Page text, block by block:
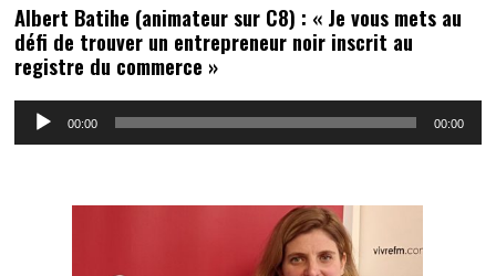
Albert Batihe (animateur sur C8) : « Je vous mets au
défi de trouver un entrepreneur noir inscrit au
registre du commerce »
Lecteur
00:00 00:00